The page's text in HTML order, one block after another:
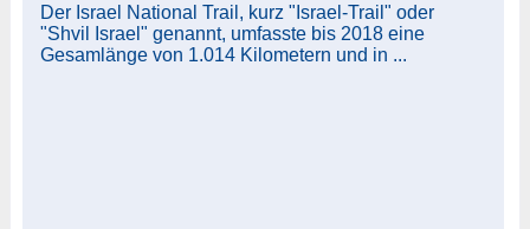
Der Israel National Trail, kurz "Israel-Trail" oder
"Shvil Israel" genannt, umfasste bis 2018 eine
Gesamlänge von 1.014 Kilometern und in ...